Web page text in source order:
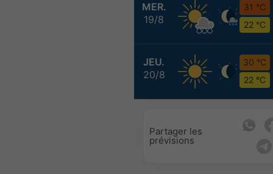
MER.
19/8
31 °C
22 °C
JEU.
20/8
30 °C
22 °C
Partager les
prévisions